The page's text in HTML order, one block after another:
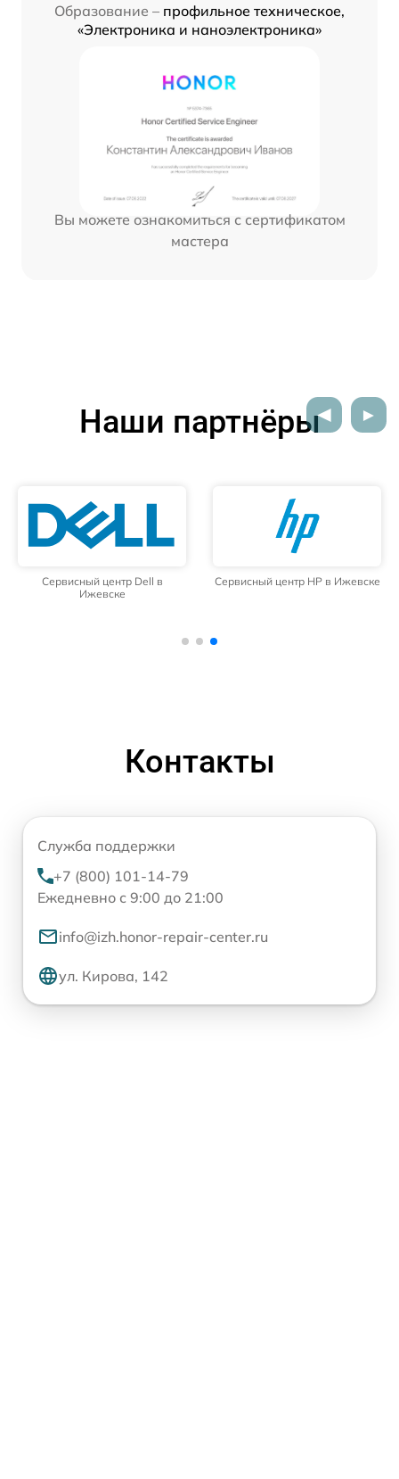
Образование – профильное техническое,
«Электроника и наноэлектроника»
Вы можете ознакомиться с сертификатом
мастера
Наши партнёры
Сервисный центр Dell в
Ижевске
Сервисный центр HP в Ижевске
Контакты
Служба поддержки
+7 (800) 101-14-79
Ежедневно с 9:00 до 21:00
info@izh.honor-repair-center.ru
ул. Кирова, 142